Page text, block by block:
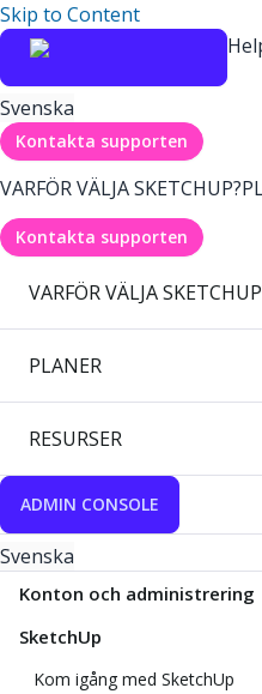
Skip to Content
Svenska
Kontakta supporten
VARFÖR VÄLJA SKETCHUP?
Kontakta supporten
VARFÖR VÄLJA
PLANER
RESURSER
ADMIN CONSOLE
Svenska
Konton och administrering
SketchUp
Kom igång med SketchUp